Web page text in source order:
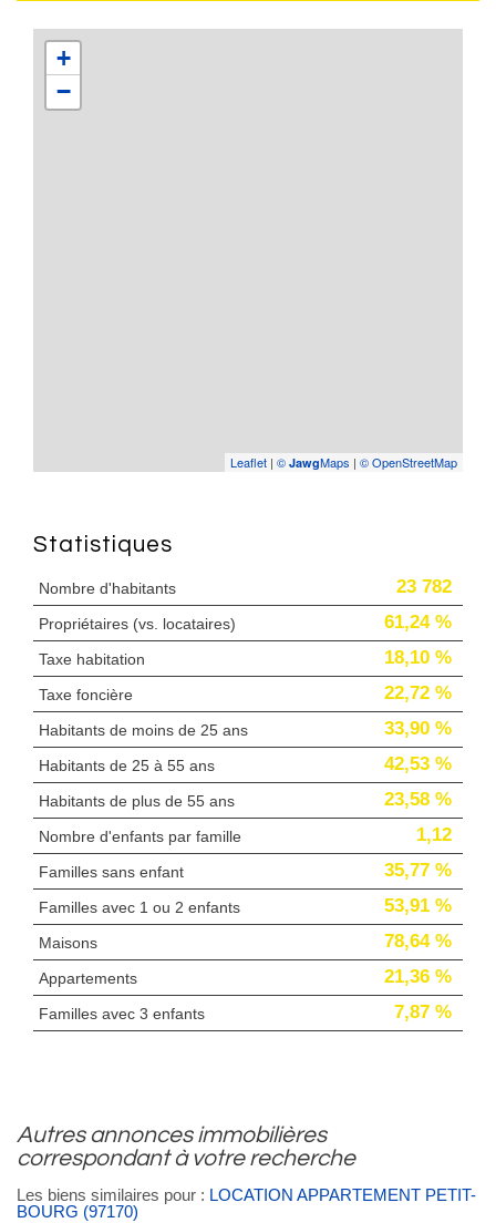
+
−
Leaflet | © JawgMaps | © OpenStreetMap
Statistiques
Nombre d'habitants 23 782
Propriétaires (vs. locataires) 61,24 %
Taxe habitation 18,10 %
Taxe foncière 22,72 %
Habitants de moins de 25 ans 33,90 %
Habitants de 25 à 55 ans 42,53 %
Habitants de plus de 55 ans 23,58 %
Nombre d'enfants par famille 1,12
Familles sans enfant 35,77 %
Familles avec 1 ou 2 enfants 53,91 %
Maisons 78,64 %
Appartements 21,36 %
Familles avec 3 enfants 7,87 %
autres annonces immobilières
correspondant à votre recherche
Les biens similaires pour : LOCATION APPARTEMENT PETIT-
BOURG (97170)